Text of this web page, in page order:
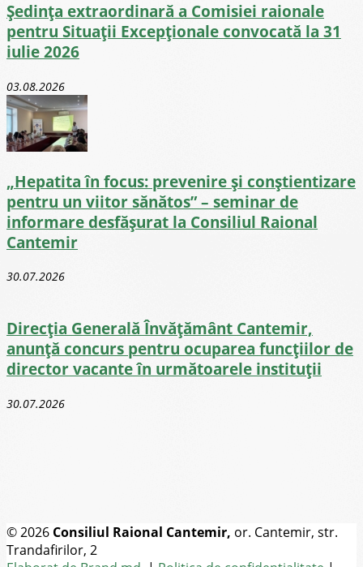
Ședința extraordinară a Comisiei raionale
pentru Situații Excepționale convocată la 31
iulie 2026
03.08.2026
„Hepatita în focus: prevenire și conștientizare
pentru un viitor sănătos” – seminar de
informare desfășurat la Consiliul Raional
Cantemir
30.07.2026
Direcţia Generală Învăţământ Cantemir,
anunță concurs pentru ocuparea funcţiilor de
director vacante în următoarele instituții
30.07.2026
© 2026 Consiliul Raional Cantemir, or. Cantemir, str.
Trandafirilor, 2